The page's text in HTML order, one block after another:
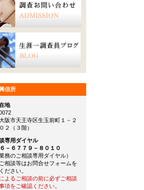
信所
地
阪市天王寺区生玉前町１－２
２（３階）
専用ダイヤル
－６７７９－８０１０
務のご相談専用ダイヤル）
相談等はお問合せフォームを
ださい。
よるご相談の前に必ずご相談
項をご確認ください。